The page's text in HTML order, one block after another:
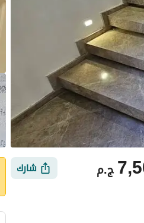
ج.م شارك